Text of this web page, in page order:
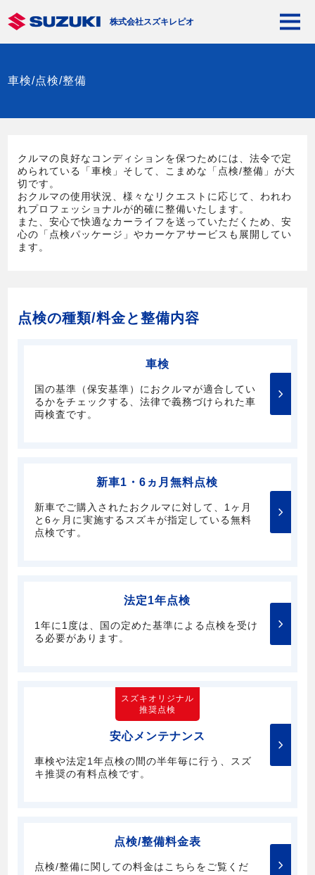
株式会社スズキレピオ
車検/点検/整備
クルマの良好なコンディションを保つためには、法令で定
められている「車検」そして、こまめな「点検/整備」が大
切です。
おクルマの使用状況、様々なリクエストに応じて、われわ
れプロフェッショナルが的確に整備いたします。
また、安心で快適なカーライフを送っていただくため、安
心の「点検パッケージ」やカーケアサービスも展開してい
ます。
点検の種類/料金と整備内容
車検
国の基準（保安基準）におクルマが適合してい
るかをチェックする、法律で義務づけられた車
両検査です。
新車1・6ヵ月無料点検
新車でご購入されたおクルマに対して、1ヶ月
と6ヶ月に実施するスズキが指定している無料
点検です。
法定1年点検
1年に1度は、国の定めた基準による点検を受け
る必要があります。
スズキオリジナル
推奨点検
安心メンテナンス
車検や法定1年点検の間の半年毎に行う、スズ
キ推奨の有料点検です。
点検/整備料金表
点検/整備に関しての料金はこちらをご覧くだ